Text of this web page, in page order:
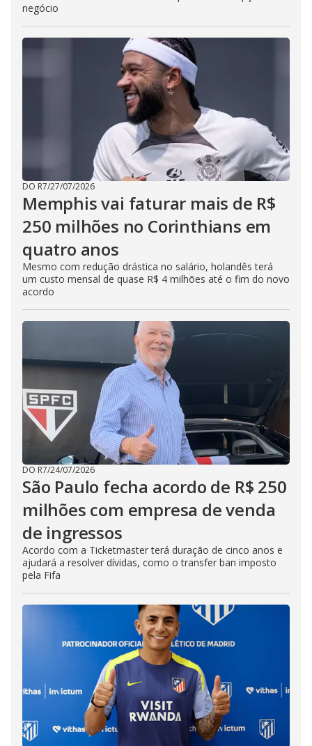
negócio
DO R7/27/07/2026
Memphis vai faturar mais de R$
250 milhões no Corinthians em
quatro anos
Mesmo com redução drástica no salário, holandês terá
um custo mensal de quase R$ 4 milhões até o fim do novo
acordo
DO R7/24/07/2026
São Paulo fecha acordo de R$ 250
milhões com empresa de venda
de ingressos
Acordo com a Ticketmaster terá duração de cinco anos e
ajudará a resolver dívidas, como o transfer ban imposto
pela Fifa